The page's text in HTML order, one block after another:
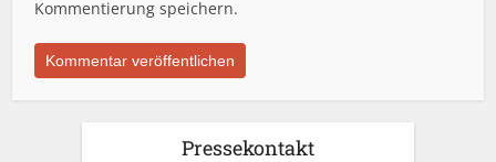
Kommentierung speichern.
Pressekontakt